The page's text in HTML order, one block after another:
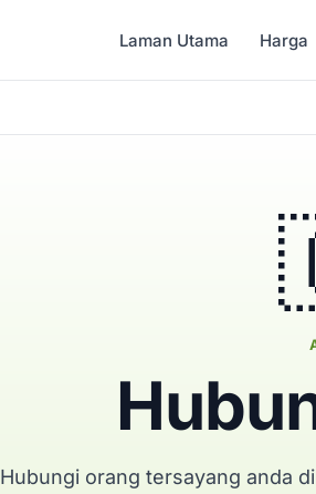
Laman Utama Harga
Hubungi orang tersayang anda